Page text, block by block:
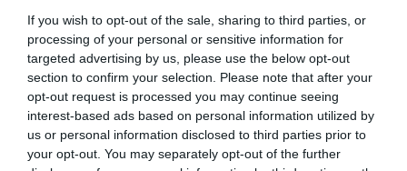
If you wish to opt-out of the sale, sharing to third parties, or
processing of your personal or sensitive information for
targeted advertising by us, please use the below opt-out
section to confirm your selection. Please note that after your
opt-out request is processed you may continue seeing
interest-based ads based on personal information utilized by
us or personal information disclosed to third parties prior to
your opt-out. You may separately opt-out of the further
δαπανών, ανάλογα με τον πληθυσμό του δήμου ή της
περιφέρειας. Καθιερώνεται κεντρική βάση δεδομένων για
την παρακολούθηση των εκλογικών δαπανών, με
απλοποιημένη τήρηση βιβλίων και νέο μηχανισμό ελέγχου.
Προβλέπεται επίσης σαφής ρύθμιση για τις δημόσιες
εμφανίσεις των υποψηφίων, ώστε να διασφαλίζονται η ίση
μεταχείριση και η ασφάλεια δικαίου. Αλλαγές επέρχονται και